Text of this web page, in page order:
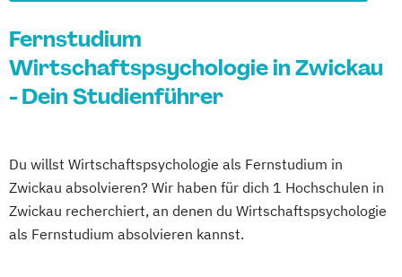
Fernstudium
Wirtschaftspsychologie in Zwickau
- Dein Studienführer
Du willst Wirtschaftspsychologie als Fernstudium in
Zwickau absolvieren? Wir haben für dich 1 Hochschulen in
Zwickau recherchiert, an denen du Wirtschaftspsychologie
als Fernstudium absolvieren kannst.